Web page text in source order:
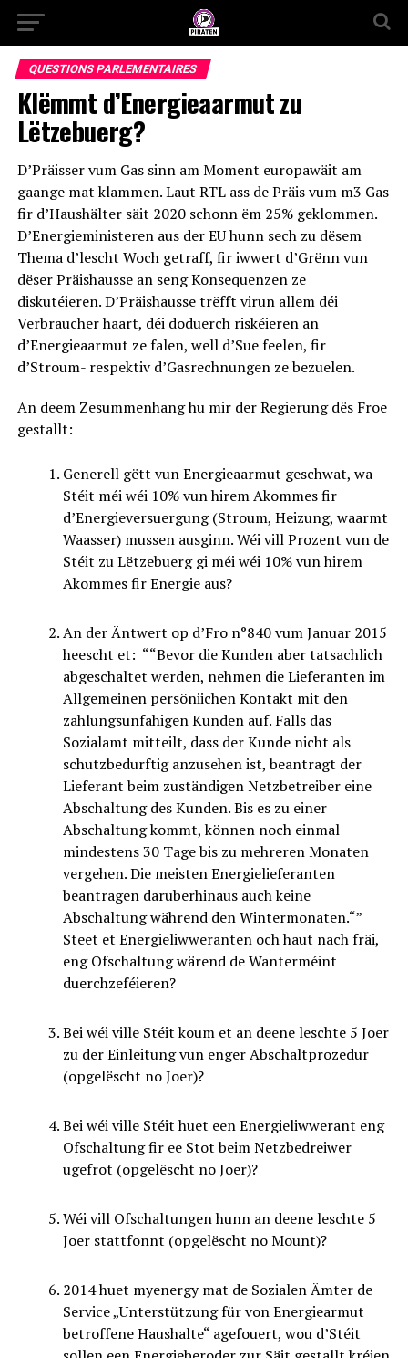
QUESTIONS PARLEMENTAIRES
Klëmmt d’Energieaarmut zu
Lëtzebuerg?
D’Präisser vum Gas sinn am Moment europawäit am
gaange mat klammen. Laut RTL ass de Präis vum m3 Gas
fir d’Haushälter säit 2020 schonn ëm 25% geklommen.
D’Energieministeren aus der EU hunn sech zu dësem
Thema d’lescht Woch getraff, fir iwwert d’Grënn vun
dëser Präishausse an seng Konsequenzen ze
diskutéieren. D’Präishausse trëfft virun allem déi
Verbraucher haart, déi doduerch riskéieren an
d’Energieaarmut ze falen, well d’Sue feelen, fir
d’Stroum- respektiv d’Gasrechnungen ze bezuelen.
An deem Zesummenhang hu mir der Regierung dës Froe
gestallt:
Generell gëtt vun Energieaarmut geschwat, wa
Stéit méi wéi 10% vun hirem Akommes fir
d’Energieversuergung (Stroum, Heizung, waarmt
Waasser) mussen ausginn. Wéi vill Prozent vun de
Stéit zu Lëtzebuerg gi méi wéi 10% vun hirem
Akommes fir Energie aus?
An der Äntwert op d’Fro n°840 vum Januar 2015
heescht et: ““Bevor die Kunden aber tatsachlich
abgeschaltet werden, nehmen die Lieferanten im
Allgemeinen persöniichen Kontakt mit den
zahlungsunfahigen Kunden auf. Falls das
Sozialamt mitteilt, dass der Kunde nicht als
schutzbedurftig anzusehen ist, beantragt der
Lieferant beim zuständigen Netzbetreiber eine
Abschaltung des Kunden. Bis es zu einer
Abschaltung kommt, können noch einmal
mindestens 30 Tage bis zu mehreren Monaten
vergehen. Die meisten Energielieferanten
beantragen daruberhinaus auch keine
Abschaltung während den Wintermonaten.“”
Steet et Energieliwweranten och haut nach fräi,
eng Ofschaltung wärend de Wanterméint
duerchzeféieren?
Bei wéi ville Stéit koum et an deene leschte 5 Joer
zu der Einleitung vun enger Abschaltprozedur
(opgelëscht no Joer)?
Bei wéi ville Stéit huet een Energieliwwerant eng
Ofschaltung fir ee Stot beim Netzbedreiwer
ugefrot (opgelëscht no Joer)?
Wéi vill Ofschaltungen hunn an deene leschte 5
Joer stattfonnt (opgelëscht no Mount)?
2014 huet myenergy mat de Sozialen Ämter de
Service „Unterstützung für von Energiearmut
betroffene Haushalte“ agefouert, wou d’Stéit